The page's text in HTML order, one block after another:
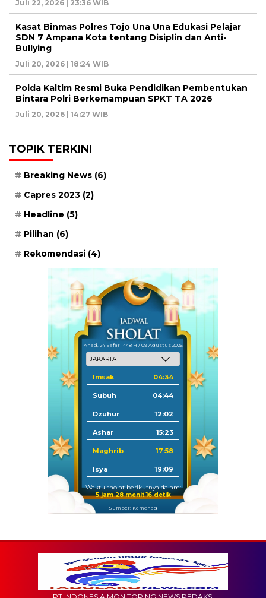
Juli 22, 2026 | 23:36 WIB
Kasat Binmas Polres Tojo Una Una Edukasi Pelajar
SDN 7 Ampana Kota tentang Disiplin dan Anti-
Bullying
Juli 20, 2026 | 18:24 WIB
Polda Kaltim Resmi Buka Pendidikan Pembentukan
Bintara Polri Berkemampuan SPKT TA 2026
Juli 20, 2026 | 14:27 WIB
TOPIK TERKINI
Breaking News (6)
Capres 2023 (2)
Headline (5)
Pilihan (6)
Rekomendasi (4)
Ahad, 24 Safar 1448 H / 09 Agustus 2026
Imsak 04:34
Subuh 04:44
Dzuhur 12:02
Ashar 15:23
Maghrib 17:58
Isya 19:09
Waktu sholat berikutnya dalam:
5 jam 28 menit 15 detik
Sumber: Kemenag